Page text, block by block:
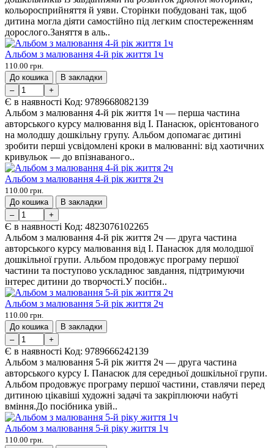
кольоросприйняття й уяви. Сторінки побудовані так, щоб
дитина могла діяти самостійно під легким спостереженням
дорослого.Заняття в аль..
Альбом з малювання 4-й рік життя 1ч
110.00 грн.
До кошика
В закладки
–
+
Є в наявності Код: 9789668082139
Альбом з малювання 4-й рік життя 1ч — перша частина
авторського курсу малювання від І. Панасюк, орієнтованого
на молодшу дошкільну групу. Альбом допомагає дитині
зробити перші усвідомлені кроки в малюванні: від хаотичних
кривульок — до впізнаваного..
Альбом з малювання 4-й рік життя 2ч
110.00 грн.
До кошика
В закладки
–
+
Є в наявності Код: 4823076102265
Альбом з малювання 4-й рік життя 2ч — друга частина
авторського курсу малювання від І. Панасюк для молодшої
дошкільної групи. Альбом продовжує програму першої
частини та поступово ускладнює завдання, підтримуючи
інтерес дитини до творчості.У посібн..
Альбом з малювання 5-й рік життя 2ч
110.00 грн.
До кошика
В закладки
–
+
Є в наявності Код: 9789666242139
Альбом з малювання 5-й рік життя 2ч — друга частина
авторського курсу І. Панасюк для середньої дошкільної групи.
Альбом продовжує програму першої частини, ставлячи перед
дитиною цікавіші художні задачі та закріплюючи набуті
вміння.До посібника увій..
Альбом з малювання 5-й ріку життя 1ч
110.00 грн.